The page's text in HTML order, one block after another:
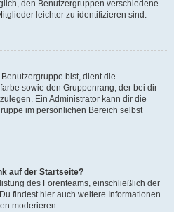
den Benutzergruppen verschiedene
leichter zu identifizieren sind.
bist, dient die
sowie den Gruppenrang, der bei dir
Ein Administrator kann dir die
im persönlichen Bereich selbst
auf der Startseite?
des Forenteams, einschließlich der
findest hier auch weitere Informationen
moderieren.